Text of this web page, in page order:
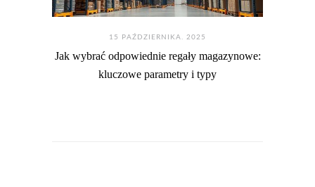
15 PAŹDZIERNIKA. 2025
Jak wybrać odpowiednie regały magazynowe:
kluczowe parametry i typy